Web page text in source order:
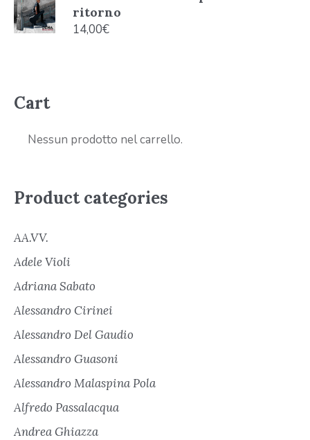
ritorno
14,00€
Cart
Nessun prodotto nel carrello.
Product categories
AA.VV.
Adele Violi
Adriana Sabato
Alessandro Cirinei
Alessandro Del Gaudio
Alessandro Guasoni
Alessandro Malaspina Pola
Alfredo Passalacqua
Andrea Ghiazza